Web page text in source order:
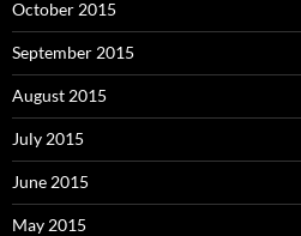
October 2015
September 2015
August 2015
July 2015
June 2015
May 2015